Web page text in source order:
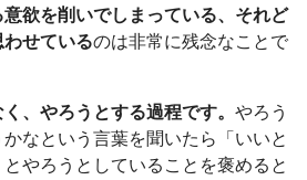
意欲を削いでしまっている、それど
せているのは非常に残念なことで
、やろうとする過程です。 やろう
なという言葉を聞いたら「いいと
やろうとしていることを褒めると